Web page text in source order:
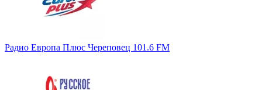
Радио Европа Плюс Череповец 101.6 FM